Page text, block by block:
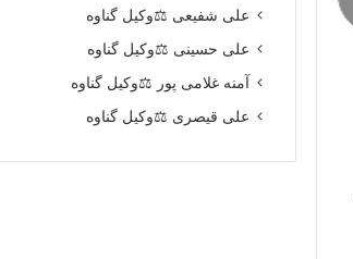
علی شفیعی ⚖️وکیل گناوه
علی حسینی ⚖️وکیل گناوه
آمنه غلامی پور ⚖️وکیل گناوه
علی قیصری ⚖️وکیل گناوه